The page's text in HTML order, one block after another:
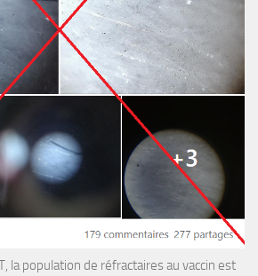
la population de réfractaires au vaccin est